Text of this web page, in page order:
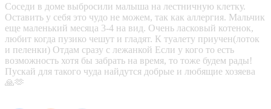
Соседи в доме выбросили малыша на лестничную клетку.
Оставить у себя это чудо не можем, так как аллергия. Мальчик
еще маленький месяца 3-4 на вид. Очень ласковый котенок,
любит когда пузико чешут и гладят. К туалету приучен(лоток
и пеленки) Отдам сразу с лежанкой Если у кого то есть
возможность хотя бы забрать на время, то тоже будем рады!
Пускай для такого чуда найдутся добрые и любящие хозяева
🙏🫶